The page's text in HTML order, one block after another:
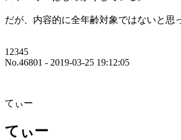
だが、内容的に全年齢対象ではないと思
12345
No.46801 - 2019-03-25 19:12:05
てぃー
てぃー